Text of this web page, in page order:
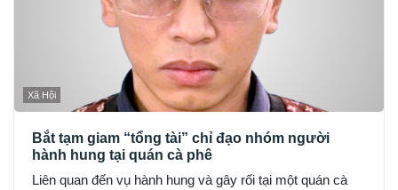
Xã Hội
Bắt tạm giam “tổng tài” chỉ đạo nhóm người
hành hung tại quán cà phê
Liên quan đến vụ hành hung và gây rối tại một quán cà